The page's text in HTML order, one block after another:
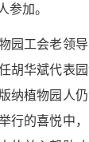
参加。
工会老领导
胡华斌代表
纳植物园人
行的喜悦中